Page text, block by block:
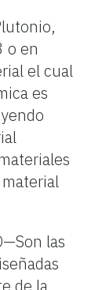
o en
el cual
es
las
de la